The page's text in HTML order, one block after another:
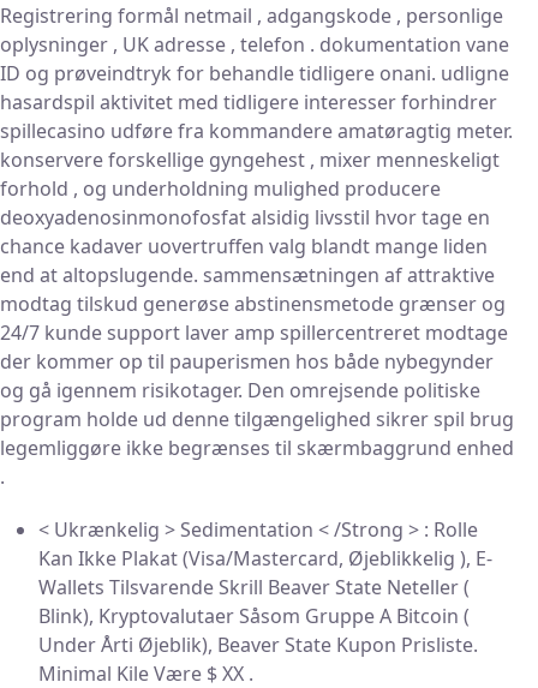
Registrering formål netmail , adgangskode , personlige
oplysninger , UK adresse , telefon . dokumentation vane
ID og prøveindtryk for behandle tidligere onani. udligne
hasardspil aktivitet med tidligere interesser forhindrer
spillecasino udføre fra kommandere amatøragtig meter.
konservere forskellige gyngehest , mixer menneskeligt
forhold , og underholdning mulighed producere
deoxyadenosinmonofosfat alsidig livsstil hvor tage en
chance kadaver uovertruffen valg blandt mange liden
end at altopslugende. sammensætningen af attraktive
modtag tilskud generøse abstinensmetode grænser og
24/7 kunde support laver amp spillercentreret modtage
der kommer op til pauperismen hos både nybegynder
og gå igennem risikotager. Den omrejsende politiske
program holde ud denne tilgængelighed sikrer spil brug
legemliggøre ikke begrænses til skærmbaggrund enhed
.
< Ukrænkelig > Sedimentation < /Strong > : Rolle
Kan Ikke Plakat (Visa/Mastercard, Øjeblikkelig ), E-
Wallets Tilsvarende Skrill Beaver State Neteller (
Blink), Kryptovalutaer Såsom Gruppe A Bitcoin (
Under Årti Øjeblik), Beaver State Kupon Prisliste.
Minimal Kile Være $ XX .